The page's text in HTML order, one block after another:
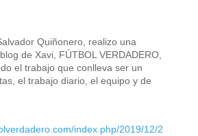
Quiñonero, realizo una
de Xavi, FÚTBOL VERDADERO,
el trabajo que conlleva ser un
el trabajo diario, el equipo y de
index.php/2019/12/2